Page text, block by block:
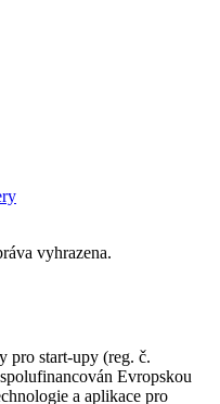
vyhrazena.
pro start-upy (reg. č.
Evropskou
a aplikace pro